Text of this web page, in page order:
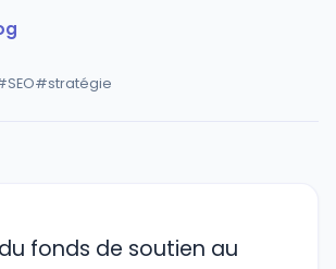
#stratégie
fonds de soutien au